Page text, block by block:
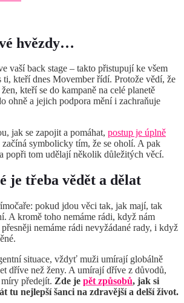
hvězdy…
vaší back stage – takto přistupují ke všem
kteří dnes Movember řídí. Protože vědí, že
kteří se do kampaně na celé planetě
ohně a jejich podpora mění i zachraňuje
jak se zapojit a pomáhat, postup je úplně
začíná symbolicky tím, že se oholí. A pak
popři tom udělají několik důležitých věcí.
je třeba vědět a dělat
pokud jdou věci tak, jak mají, tak
A kromě toho nemáme rádi, když nám
nemáme rádi nevyžádané rady, i když
situace, vždyť muži umírají globálně
dříve než ženy. A umírají dříve z důvodů,
předejít. Zde je pět způsobů, jak si
tu nejlepší šanci na zdravější a delší život.